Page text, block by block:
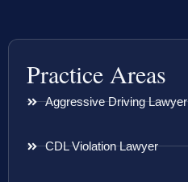
Practice Areas
Aggressive Driving Lawyer
CDL Violation Lawyer